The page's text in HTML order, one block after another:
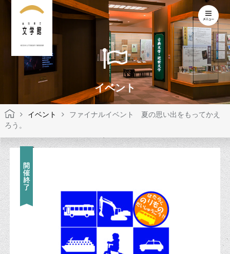
KOCHI LITERARY MUSEUM
イベント
イベント
ファイナルイベント 夏の思い出をもってかえ
ろう。